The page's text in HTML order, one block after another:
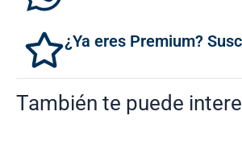
¿Ya eres Premium?
También te puede